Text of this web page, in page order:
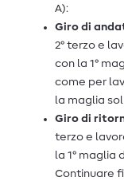
A):
Giro di
2° terzo e
con la 1°
come per
la maglia
Giro di
terzo e
la 1° maglia
Continuare